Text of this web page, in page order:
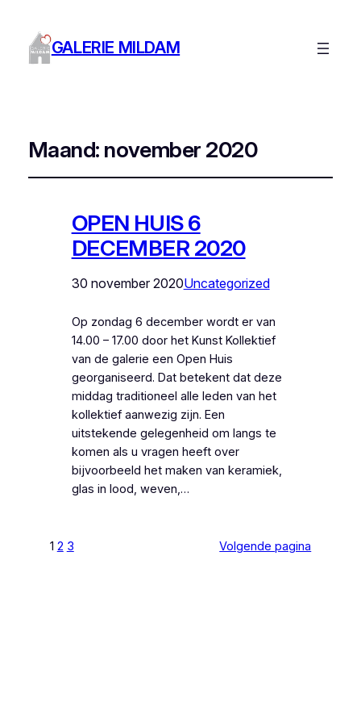
GALERIE MILDAM
Maand: november 2020
OPEN HUIS 6
DECEMBER 2020
30 november 2020Uncategorized
Op zondag 6 december wordt er van
14.00 – 17.00 door het Kunst Kollektief
van de galerie een Open Huis
georganiseerd. Dat betekent dat deze
middag traditioneel alle leden van het
kollektief aanwezig zijn. Een
uitstekende gelegenheid om langs te
komen als u vragen heeft over
bijvoorbeeld het maken van keramiek,
glas in lood, weven,…
1 2 3 Volgende pagina